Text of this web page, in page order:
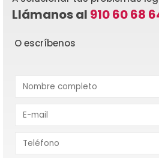
Llámanos al 910 60 68
O escríbenos